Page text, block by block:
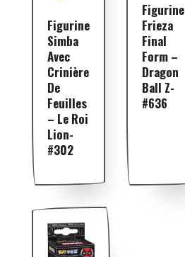
Figurine
Simba
Avec
Crinière
De
Feuilles
– Le Roi
Lion-
#302
Figurine
Frieza
Final
Form –
Dragon
Ball Z-
#636